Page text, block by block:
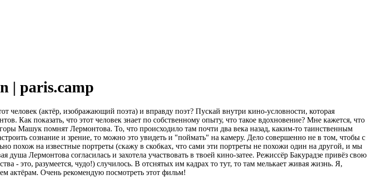
| paris.camp
человек (актёр, изображающий поэта) и вправду поэт? Пускай внутри кино-условности, которая
Как показать, что этот человек знает по собственному опыту, что такое вдохновение? Мне кажется, что
Машук помнят Лермонтова. То, что происходило там почти два века назад, каким-то таинственным
сознание и зрение, то можно это увидеть и "поймать" на камеру. Дело совершенно не в том, чтобы с
похож на известные портреты (скажу в скобках, что сами эти портреты не похожи один на другой, и мы
согласилась и захотела участвовать в твоей кино-затее. Режиссёр Бакурадзе привёз свою
- это, разумеется, чудо!) случилось. В отснятых им кадрах то тут, то там мелькает живая жизнь. Я,
актёрам. Очень рекомендую посмотреть этот фильм!